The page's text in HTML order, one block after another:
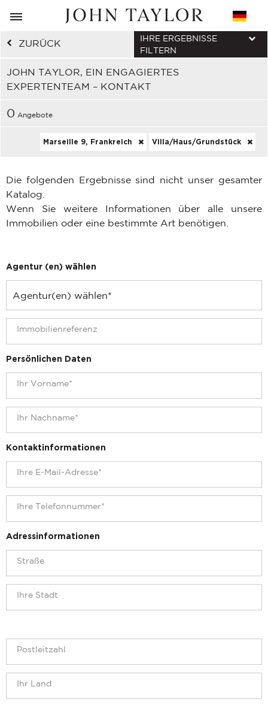
ZURÜCK
JOHN TAYLOR, EIN ENGAGIERTES
EXPERTENTEAM – KONTAKT
IHRE ERGEBNISSE
FILTERN
0 Angebote
Marseille 9, Frankreich Villa/Haus/Grundstück
Die folgenden Ergebnisse sind nicht unser gesamter
Katalog.
Wenn Sie weitere Informationen über alle unsere
Immobilien oder eine bestimmte Art benötigen.
Agentur (en) wählen
Persönlichen Daten
Kontaktinformationen
Adressinformationen